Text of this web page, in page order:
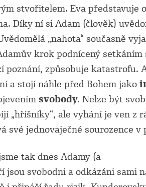
stvořitelem. Eva představuje
Díky ní si Adam (člověk)
„nahota“ současně
krok podnícený
poznání, způsobuje katastrofu.
a stojí náhle před Bohem jako
svobody. Nelze být
„hříšníky“, ale vyhání je ven z
své jednovaječné sourozence v
tak dnes Adamy (a
jsou svobodni a odkázáni sami